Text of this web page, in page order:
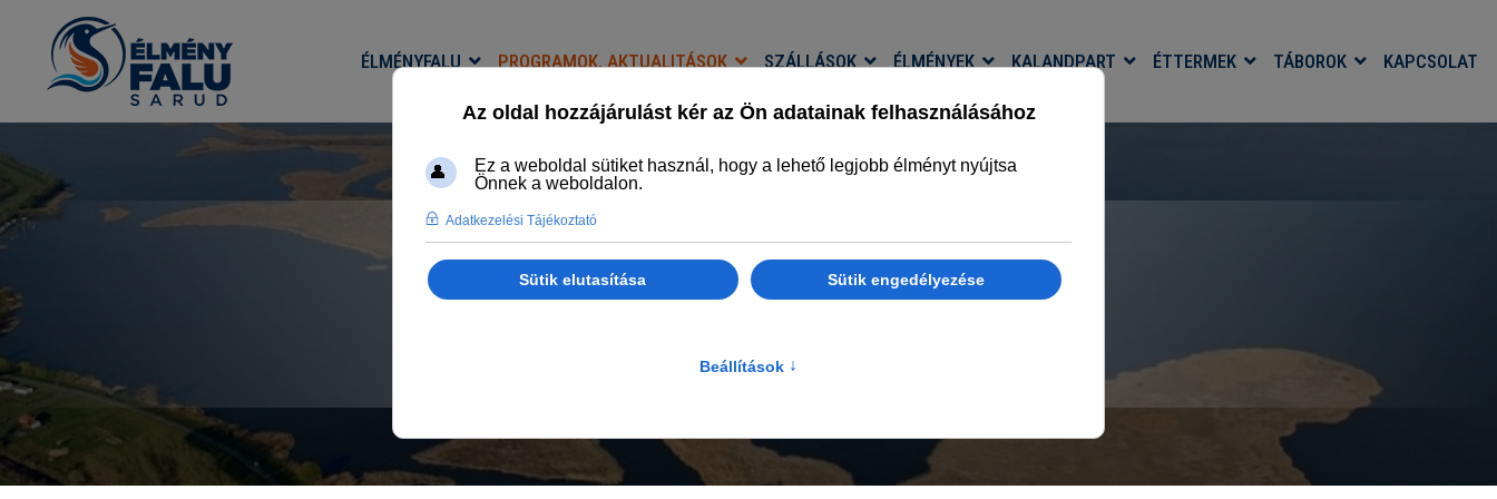
ÉLMÉNYFALU PROGRAMOK, AKTUALITÁSOK SZÁLLÁSOK ÉLMÉNYEK KALANDPART ÉTTERMEK TÁBOROK KAPCSOLAT
PROGRAMOK, AKTUALITÁSOK
Legyél naprakész
Programok, aktualitások